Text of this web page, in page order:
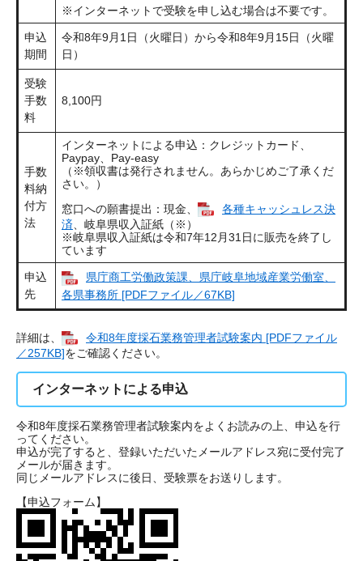
※インターネットで受験を申し込む場合は不要です。
申込
期間
令和8年9月1日（火曜日）から令和8年9月15日（火曜
日）
受験
手数
料
8,100円
手数
料納
付方
法
インターネットによる申込：クレジットカード、
Paypay、Pay-easy
（※領収書は発行されません。あらかじめご了承くだ
さい。）
窓口への願書提出：現金、
各種キャッシュレス決
済、岐阜県収入証紙（※）
※岐阜県収入証紙は令和7年12月31日に販売を終了し
ています
申込
先
県庁商工労働政策課、県庁岐阜地域産業労働室、
各県事務所 [PDFファイル／67KB]
詳細は、
令和8年度採石業務管理者試験案内 [PDFファイル
／257KB]をご確認ください。
インターネットによる申込
令和8年度採石業務管理者試験案内をよくお読みの上、申込を行
ってください。
申込が完了すると、登録いただいたメールアドレス宛に受付完了
メールが届きます。
同じメールアドレスに後日、受験票をお送りします。
【申込フォーム】